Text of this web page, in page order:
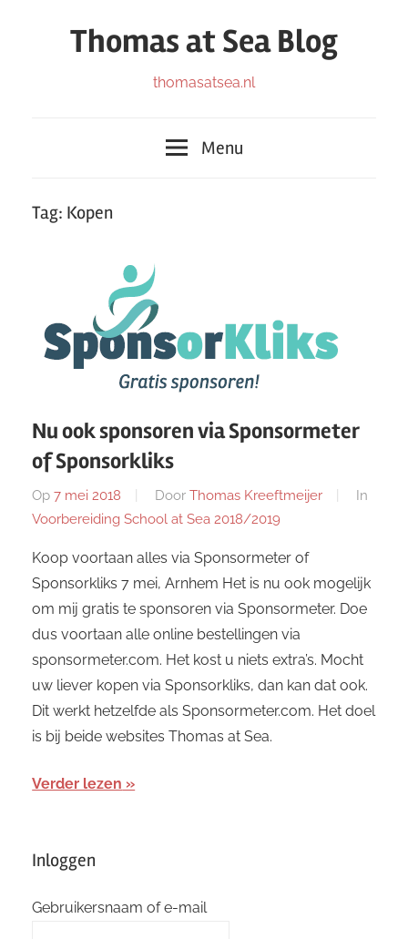
Thomas at Sea Blog
thomasatsea.nl
Menu
Tag: Kopen
Nu ook sponsoren via Sponsormeter
of Sponsorkliks
Op7 mei 2018 DoorThomas Kreeftmeijer
In
Voorbereiding School at Sea 2018/2019
Koop voortaan alles via Sponsormeter of
Sponsorkliks 7 mei, Arnhem Het is nu ook mogelijk
om mij gratis te sponsoren via Sponsormeter. Doe
dus voortaan alle online bestellingen via
sponsormeter.com. Het kost u niets extra’s. Mocht
uw liever kopen via Sponsorkliks, dan kan dat ook.
Dit werkt hetzelfde als Sponsormeter.com. Het doel
is bij beide websites Thomas at Sea.
Verder lezen
Inloggen
Gebruikersnaam of e-mail